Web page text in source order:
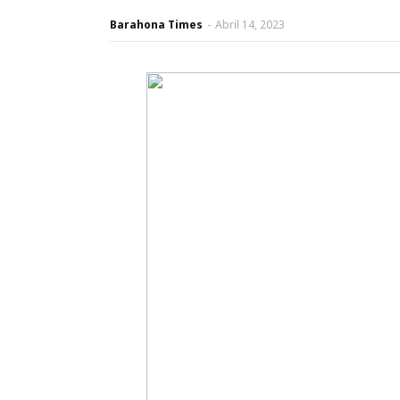
Barahona Times - Abril 14, 2023